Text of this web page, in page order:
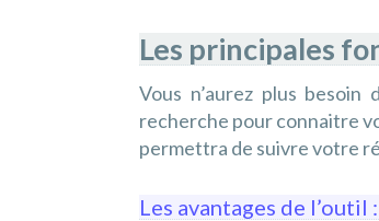
Les principales
Vous n’aurez plus
recherche pour connaitre
permettra de suivre votre
Les avantages de l’outil :